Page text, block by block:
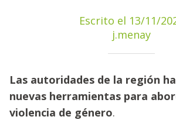
Escrito el 13/11/
j.menay
Las autoridades de la región
nuevas herramientas para
violencia de género.